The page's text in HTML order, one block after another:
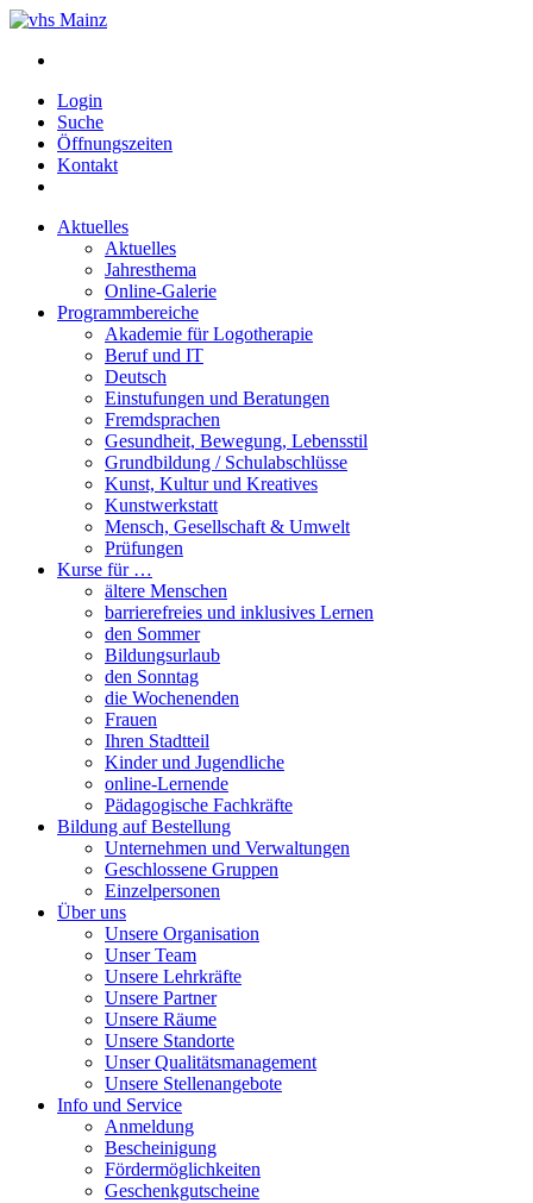
Login
Suche
Öffnungszeiten
Kontakt
Aktuelles
Aktuelles
Jahresthema
Online-Galerie
Programmbereiche
Akademie für Logotherapie
Beruf und IT
Deutsch
Einstufungen und Beratungen
Fremdsprachen
Gesundheit, Bewegung, Lebensstil
Grundbildung / Schulabschlüsse
Kunst, Kultur und Kreatives
Kunstwerkstatt
Mensch, Gesellschaft & Umwelt
Prüfungen
Kurse für …
ältere Menschen
barrierefreies und inklusives Lernen
den Sommer
Bildungsurlaub
den Sonntag
die Wochenenden
Frauen
Ihren Stadtteil
Kinder und Jugendliche
online-Lernende
Pädagogische Fachkräfte
Bildung auf Bestellung
Unternehmen und Verwaltungen
Geschlossene Gruppen
Einzelpersonen
Über uns
Unsere Organisation
Unser Team
Unsere Lehrkräfte
Unsere Partner
Unsere Räume
Unsere Standorte
Unser Qualitätsmanagement
Unsere Stellenangebote
Info und Service
Anmeldung
Bescheinigung
Fördermöglichkeiten
Geschenkgutscheine